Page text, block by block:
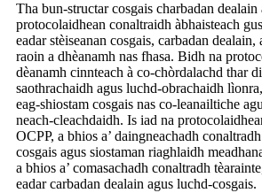
Tha bun-structar cosgais charbadan dealain
protocolaidhean conaltraidh àbhaisteach
eadar stèiseanan cosgais, carbadan
raoin a dhèanamh nas fhasa. Bidh na
dèanamh cinnteach à co-chòrdalachd thar
saothrachaidh agus luchd-obrachaidh
eag-shiostam cosgais nas co-leanailtiche
neach-cleachdaidh. Is iad na
OCPP, a bhios a’ daingneachadh
cosgais agus siostaman riaghlaidh
a bhios a’ comasachadh conaltradh
eadar carbadan dealain agus luchd-cosgais.